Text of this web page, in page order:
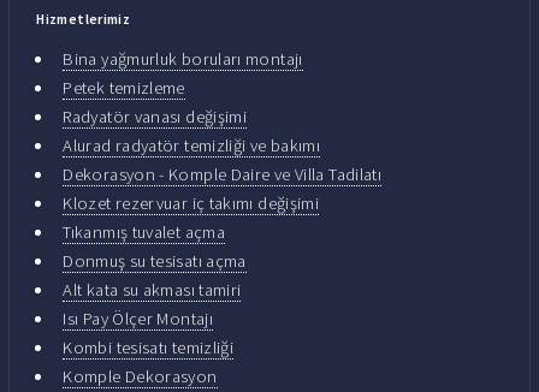
Hizmetlerimiz
Bina yağmurluk boruları montajı
Petek temizleme
Radyatör vanası değişimi
Alurad radyatör temizliği ve bakımı
Dekorasyon - Komple Daire ve Villa Tadilatı
Klozet rezervuar iç takımı değişimi
Tıkanmış tuvalet açma
Donmuş su tesisatı açma
Alt kata su akması tamiri
Isı Pay Ölçer Montajı
Kombi tesisatı temizliği
Komple Dekorasyon